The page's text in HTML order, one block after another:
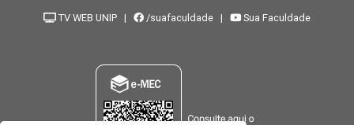
TV WEB UNIP | /suafaculdade | Sua Faculdade